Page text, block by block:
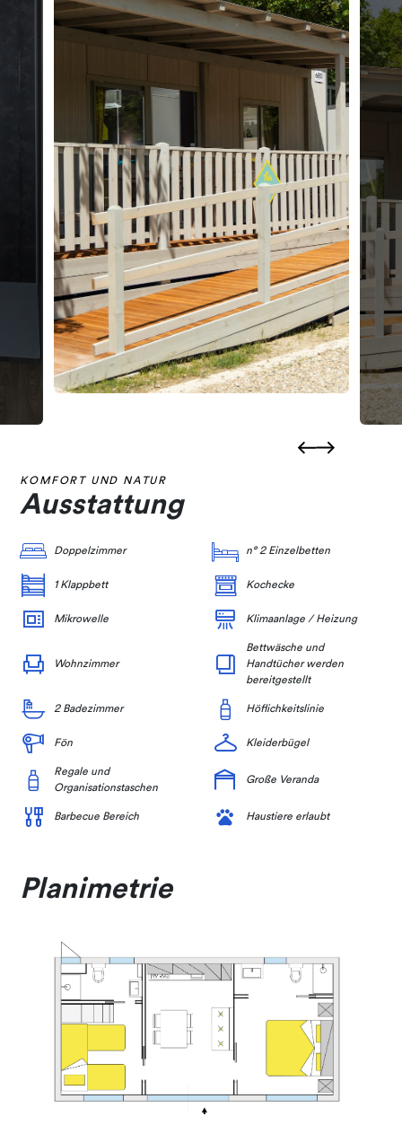
KOMFORT UND NATUR
Ausstattung
Doppelzimmer n° 2 Einzelbetten
1 Klappbett Kochecke
Mikrowelle Klimaanlage / Heizung
Wohnzimmer
Bettwäsche und
Handtücher werden
bereitgestellt
2 Badezimmer Höflichkeitslinie
Fön Kleiderbügel
Regale und
Organisationstaschen
Große Veranda
Barbecue Bereich Haustiere erlaubt
Planimetrie